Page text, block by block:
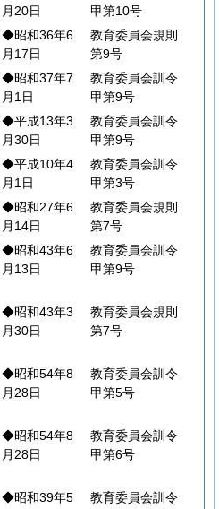
月20日
甲第10号
◆昭和36年6
月17日
教育委員会規則
第9号
◆昭和37年7
月1日
教育委員会訓令
甲第9号
◆平成13年3
月30日
教育委員会訓令
甲第9号
◆平成10年4
月1日
教育委員会訓令
甲第3号
◆昭和27年6
月14日
教育委員会規則
第7号
◆昭和43年6
月13日
教育委員会訓令
甲第9号
◆昭和43年3
月30日
教育委員会規則
第7号
◆昭和54年8
月28日
教育委員会訓令
甲第5号
◆昭和54年8
月28日
教育委員会訓令
甲第6号
◆昭和39年5 教育委員会訓令